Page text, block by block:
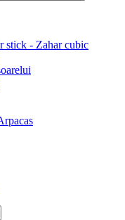
stick - Zahar cubic